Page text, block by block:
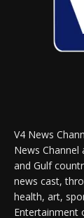
V4 News
News
and Gulf
news cast,
health, art,
Entertainment